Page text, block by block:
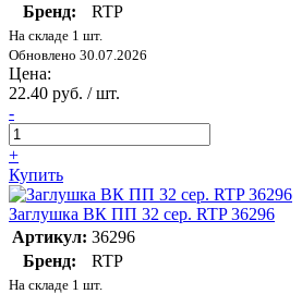
Бренд:
RTP
На складе 1 шт.
Обновлено 30.07.2026
Цена:
22.40 руб. / шт.
-
+
Купить
Заглушка ВК ПП 32 сер. RTP 36296
Артикул: 36296
Бренд:
RTP
На складе 1 шт.